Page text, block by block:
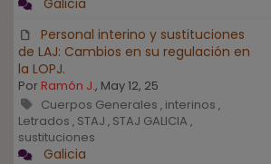
Personal interino y sustituciones
de LAJ: Cambios en su regulación en
la LOPJ.
Por Ramón J., May 12, 25
Cuerpos Generales , interinos ,
Letrados , STAJ , STAJ GALICIA ,
sustituciones
Galicia